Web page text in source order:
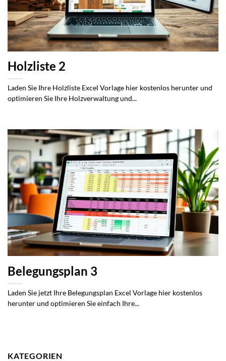
Holzliste 2
Laden Sie Ihre Holzliste Excel Vorlage hier kostenlos herunter und
optimieren Sie Ihre Holzverwaltung und...
Belegungsplan 3
Laden Sie jetzt Ihre Belegungsplan Excel Vorlage hier kostenlos
herunter und optimieren Sie einfach Ihre...
KATEGORIEN